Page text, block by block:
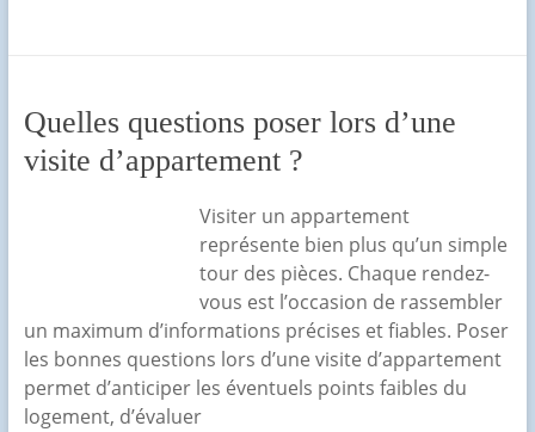
Quelles questions poser lors d’une
visite d’appartement ?
Visiter un appartement
représente bien plus qu’un simple
tour des pièces. Chaque rendez-
vous est l’occasion de rassembler
un maximum d’informations précises et fiables. Poser
les bonnes questions lors d’une visite d’appartement
permet d’anticiper les éventuels points faibles du
logement, d’évaluer